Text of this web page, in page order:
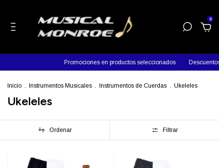
0
Promociones en productos seleccionados Descuentos en
Inicio . Instrumentos Musicales . Instrumentos de Cuerdas . Ukeleles
Ukeleles
Ordenar Filtrar